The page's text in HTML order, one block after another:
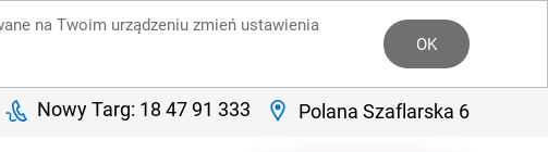
Nowy Targ: 18 47 91 333 Polana Szaflarska 6
na Twoim urządzeniu zmień ustawienia
OK